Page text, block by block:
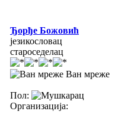
Ђорђе Божовић
језикословац
староседелац
Ван мреже
Пол:
Организација: